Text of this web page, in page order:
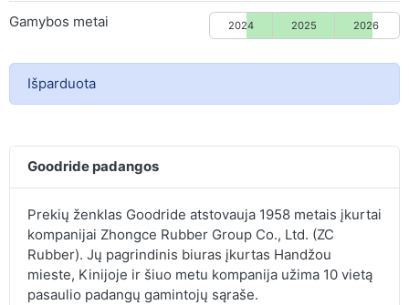
Gamybos metai 2024 2025 2026
Išparduota
Goodride padangos
Prekių ženklas Goodride atstovauja 1958 metais įkurtai
kompanijai Zhongce Rubber Group Co., Ltd. (ZC
Rubber). Jų pagrindinis biuras įkurtas Handžou
mieste, Kinijoje ir šiuo metu kompanija užima 10 vietą
pasaulio padangų gamintojų sąraše.